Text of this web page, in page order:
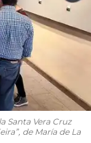
Santa Vera Cruz
de María de La